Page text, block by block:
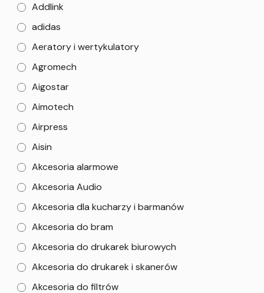
Addlink
adidas
Aeratory i wertykulatory
Agromech
Aigostar
Aimotech
Airpress
Aisin
Akcesoria alarmowe
Akcesoria Audio
Akcesoria dla kucharzy i barmanów
Akcesoria do bram
Akcesoria do drukarek biurowych
Akcesoria do drukarek i skanerów
Akcesoria do filtrów